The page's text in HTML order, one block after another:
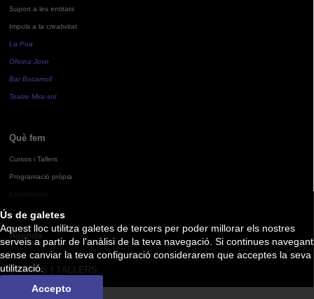
Ús de galetes
Aquest lloc utilitza galetes de tercers per poder millorar els nostres
serveis a partir de l'anàlisi de la teva navegació. Si continues navegant
sense canviar la teva configuració considerarem que acceptes la seva
utilització.
Accepto
Suport a les entitats
Impuls a la creativitat
La Pua
Oficina Jove
Bar Bocamoll
Teatre Mira-sol
Què fem
Cursos i Tallers
Programació pròpia
Agenda
CURSOS I TALLERS